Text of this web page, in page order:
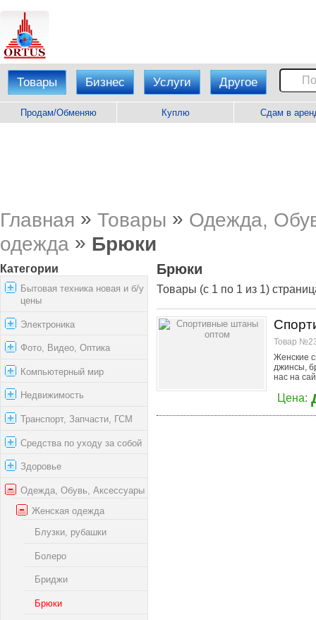
Товары Бизнес Услуги Другое
Продам/Обменяю Куплю Сдам в
Главная » Товары » Одежда,
одежда » Брюки
Категории
Бытовая техника новая и б/у
цены
Электроника
Фото, Видео, Оптика
Компьютерный мир
Недвижимость
Транспорт, Запчасти, ГСМ
Средства по уходу за собой
Здоровье
Одежда, Обувь, Аксессуары
Женская одежда
Блузки, рубашки
Болеро
Бриджи
Брюки
Брюки
Товары (с 1 по 1 из 1)
Товар
Женские
джинсы,
нас на
Цена: